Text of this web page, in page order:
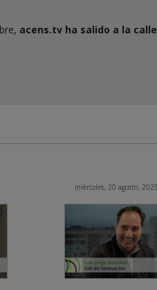
acens.tv ha salido a la
miércoles, 20 agosto,